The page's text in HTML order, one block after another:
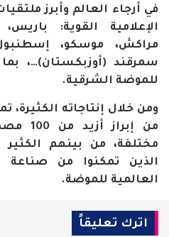
في أرجاء العالم وأبرز
الإعلامية القوية:
مراكش، موسكو،
سمرقند (أوزبكستان)…،
للموضة الشرقية.
ومن خلال إنتاجاته
من
مختلفة، من بينهم
الذين تمكنوا من
العالمية للموضة.
اترك تعليقاً